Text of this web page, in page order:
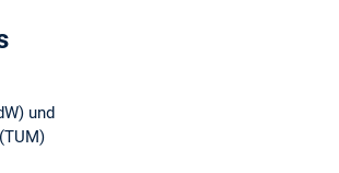
und